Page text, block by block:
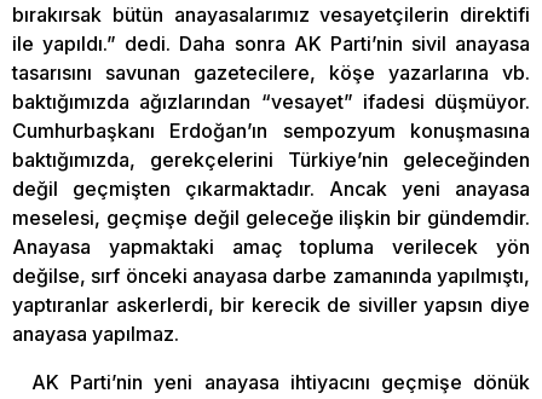
bırakırsak bütün anayasalarımız vesayetçilerin direktifi
ile yapıldı.” dedi. Daha sonra AK Parti’nin sivil anayasa
tasarısını savunan gazetecilere, köşe yazarlarına vb.
baktığımızda ağızlarından “vesayet” ifadesi düşmüyor.
Cumhurbaşkanı Erdoğan’ın sempozyum konuşmasına
baktığımızda, gerekçelerini Türkiye’nin geleceğinden
değil geçmişten çıkarmaktadır. Ancak yeni anayasa
meselesi, geçmişe değil geleceğe ilişkin bir gündemdir.
Anayasa yapmaktaki amaç topluma verilecek yön
değilse, sırf önceki anayasa darbe zamanında yapılmıştı,
yaptıranlar askerlerdi, bir kerecik de siviller yapsın diye
anayasa yapılmaz.
AK Parti’nin yeni anayasa ihtiyacını geçmişe dönük